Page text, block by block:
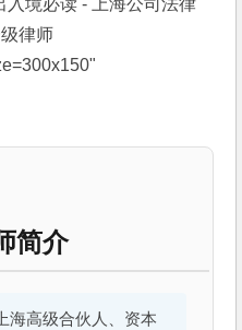
简介
海高级合伙人、资本